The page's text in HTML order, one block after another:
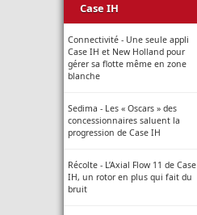
Case IH
Connectivité - Une seule appli
Case IH et New Holland pour
gérer sa flotte même en zone
blanche
Sedima - Les « Oscars » des
concessionnaires saluent la
progression de Case IH
Récolte - L’Axial Flow 11 de Case
IH, un rotor en plus qui fait du
bruit